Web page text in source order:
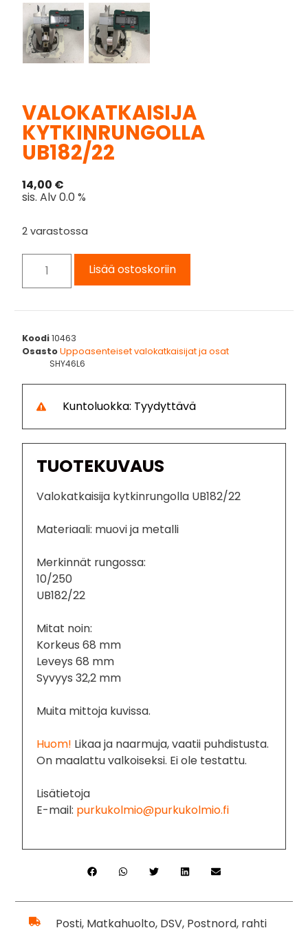
VALOKATKAISIJA
KYTKINRUNGOLLA
UB182/22
14,00 €
sis. Alv 0.0 %
2 varastossa
Lisää ostoskoriin
Koodi10463
OsastoUppoasenteiset valokatkaisijat ja osat
SHY46L6
Kuntoluokka: Tyydyttävä
TUOTEKUVAUS
Valokatkaisija kytkinrungolla UB182/22
Materiaali: muovi ja metalli
Merkinnät rungossa:
10/250
UB182/22
Mitat noin:
Korkeus 68 mm
Leveys 68 mm
Syvyys 32,2 mm
Muita mittoja kuvissa.
Huom! Likaa ja naarmuja, vaatii puhdistusta.
On maalattu valkoiseksi. Ei ole testattu.
Lisätietoja
E-mail: purkukolmio@purkukolmio.fi
Posti, Matkahuolto, DSV, Postnord, rahti